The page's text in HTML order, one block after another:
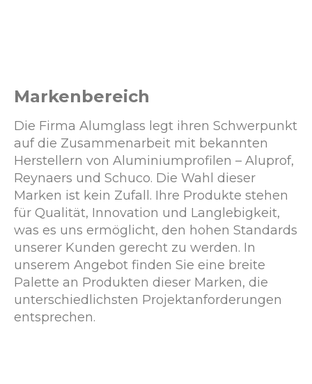
Markenbereich
Die Firma Alumglass legt ihren Schwerpunkt
auf die Zusammenarbeit mit bekannten
Herstellern von Aluminiumprofilen – Aluprof,
Reynaers und Schuco. Die Wahl dieser
Marken ist kein Zufall. Ihre Produkte stehen
für Qualität, Innovation und Langlebigkeit,
was es uns ermöglicht, den hohen Standards
unserer Kunden gerecht zu werden. In
unserem Angebot finden Sie eine breite
Palette an Produkten dieser Marken, die
unterschiedlichsten Projektanforderungen
entsprechen.